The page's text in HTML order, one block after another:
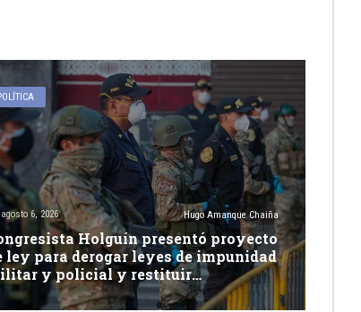
agosto 6, 2026 Hugo Amanque Chaiña
Holguín presentó proyecto
ley para derogar leyes de impunidad
y policial y restituir
de justicia ordinaria